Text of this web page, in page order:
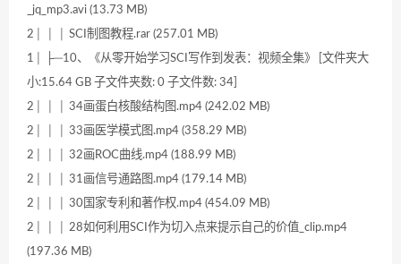
_jq_mp3.avi (13.73 MB)
2│ │ │ SCI制图教程.rar (257.01 MB)
1│ ├─10、《从零开始学习SCI写作到发表：视频全集》 [文件夹大
小:15.64 GB 子文件夹数: 0 子文件数: 34]
2│ │ │ 34画蛋白核酸结构图.mp4 (242.02 MB)
2│ │ │ 33画医学模式图.mp4 (358.29 MB)
2│ │ │ 32画ROC曲线.mp4 (188.99 MB)
2│ │ │ 31画信号通路图.mp4 (179.14 MB)
2│ │ │ 30国家专利和著作权.mp4 (454.09 MB)
2│ │ │ 28如何利用SCI作为切入点来提示自己的价值_clip.mp4
(197.36 MB)